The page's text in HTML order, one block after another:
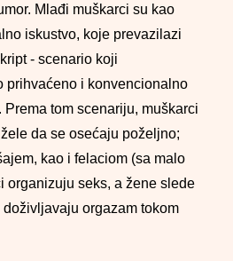
Mlađi muškarci su kao
iskustvo, koje prevazilazi
- scenario koji
prihvaćeno i konvencionalno
tom scenariju, muškarci
da se osećaju poželjno;
kao i felaciom (sa malo
organizuju seks, a žene slede
orgazam tokom